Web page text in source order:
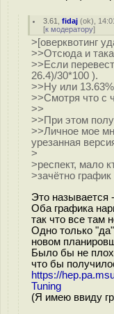
3.61 ,fidaj (ok),
[к модератору]
>[оверквотинг
>>Отсюда и
>>Если
26.4)/30*100 ).
>>Ну или
>>Смотря что с
>>
>>При этом
>>Личное мое
урезанная
>
>респект, мало
>зачётно
Это называется
Оба графика
так что все там
Одно только
новом
Было бы не
что бы
https://
Tuning
(Я имею ввиду